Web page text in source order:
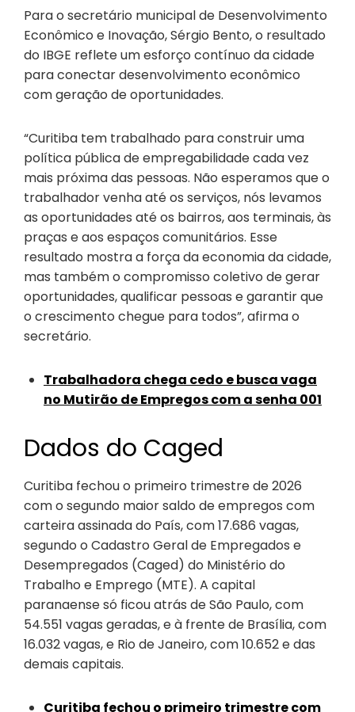
Para o secretário municipal de Desenvolvimento
Econômico e Inovação, Sérgio Bento, o resultado
do IBGE reflete um esforço contínuo da cidade
para conectar desenvolvimento econômico
com geração de oportunidades.
“Curitiba tem trabalhado para construir uma
política pública de empregabilidade cada vez
mais próxima das pessoas. Não esperamos que o
trabalhador venha até os serviços, nós levamos
as oportunidades até os bairros, aos terminais, às
praças e aos espaços comunitários. Esse
resultado mostra a força da economia da cidade,
mas também o compromisso coletivo de gerar
oportunidades, qualificar pessoas e garantir que
o crescimento chegue para todos”, afirma o
secretário.
Trabalhadora chega cedo e busca vaga
no Mutirão de Empregos com a senha 001
Dados do Caged
Curitiba fechou o primeiro trimestre de 2026
com o segundo maior saldo de empregos com
carteira assinada do País, com 17.686 vagas,
segundo o Cadastro Geral de Empregados e
Desempregados (Caged) do Ministério do
Trabalho e Emprego (MTE). A capital
paranaense só ficou atrás de São Paulo, com
54.551 vagas geradas, e à frente de Brasília, com
16.032 vagas, e Rio de Janeiro, com 10.652 e das
demais capitais.
Curitiba fechou o primeiro trimestre com